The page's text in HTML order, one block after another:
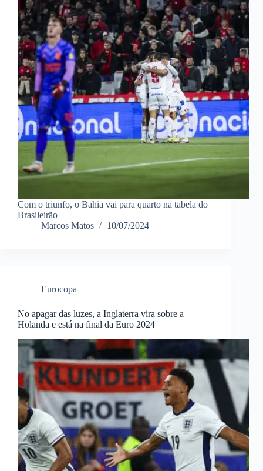
Com o triunfo, o Bahia vai para quarto na tabela do
Brasileirão
Marcos Matos
10/07/2024
Eurocopa
No apagar das luzes, a Inglaterra vira sobre a
Holanda e está na final da Euro 2024